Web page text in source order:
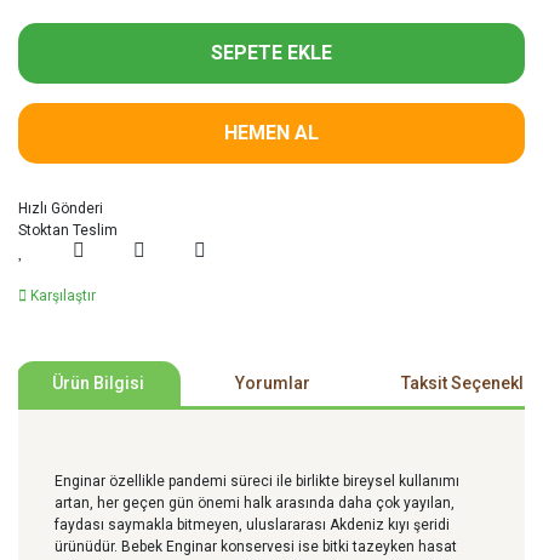
SEPETE EKLE
HEMEN AL
Hızlı Gönderi
Stoktan Teslim
Karşılaştır
Ürün Bilgisi Yorumlar Taksit
Enginar özellikle pandemi süreci ile birlikte bireysel kullanımı
artan, her geçen gün önemi halk arasında daha çok yayılan,
faydası saymakla bitmeyen, uluslararası Akdeniz kıyı şeridi
ürünüdür. Bebek Enginar konservesi ise bitki tazeyken hasat